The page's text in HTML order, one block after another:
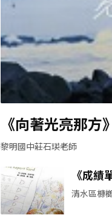
《向著光亮那方》
黎明國中莊石瑛老師
《成
清水區槺